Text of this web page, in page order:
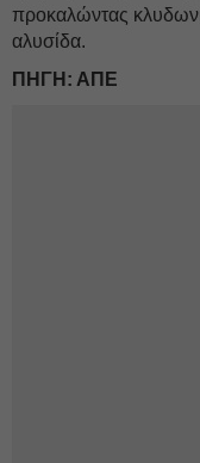
προκαλώντας
αλυσίδα.
ΠΗΓΗ: ΑΠΕ